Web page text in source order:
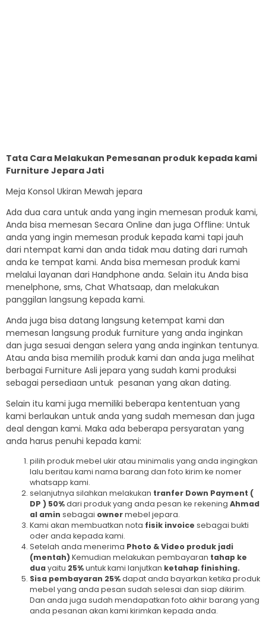
Tata Cara Melakukan Pemesanan produk kepada kami
Furniture Jepara Jati
Meja Konsol Ukiran Mewah jepara
Ada dua cara untuk anda yang ingin memesan produk kami,
Anda bisa memesan Secara Online dan juga Offline: Untuk
anda yang ingin memesan produk kepada kami tapi jauh
dari ntempat kami dan anda tidak mau dating dari rumah
anda ke tempat kami. Anda bisa memesan produk kami
melalui layanan dari Handphone anda. Selain itu Anda bisa
menelphone, sms, Chat Whatsaap, dan melakukan
panggilan langsung kepada kami.
Anda juga bisa datang langsung ketempat kami dan
memesan langsung produk furniture yang anda inginkan
dan juga sesuai dengan selera yang anda inginkan tentunya.
Atau anda bisa memilih produk kami dan anda juga melihat
berbagai Furniture Asli jepara yang sudah kami produksi
sebagai persediaan untuk pesanan yang akan dating.
Selain itu kami juga memiliki beberapa kententuan yang
kami berlaukan untuk anda yang sudah memesan dan juga
deal dengan kami. Maka ada beberapa persyaratan yang
anda harus penuhi kepada kami:
pilih produk mebel ukir atau minimalis yang anda ingingkan
lalu beritau kami nama barang dan foto kirim ke nomer
whatsapp kami.
selanjutnya silahkan melakukan tranfer Down Payment (
DP ) 50%dari produk yang anda pesan ke rekening Ahmad
al amin sebagai ownermebel jepara.
Kami akan membuatkan nota fisik invoice sebagai bukti
oder anda kepada kami.
Setelah anda menerima Photo & Video produk jadi
(mentah)Kemudian melakukan pembayaran tahap ke
duayaitu 25%untuk kami lanjutkan ketahap finishing.
Sisa pembayaran 25%dapat anda bayarkan ketika produk
mebel yang anda pesan sudah selesai dan siap dikirim.
Dan anda juga sudah mendapatkan foto akhir barang yang
anda pesanan akan kami kirimkan kepada anda.